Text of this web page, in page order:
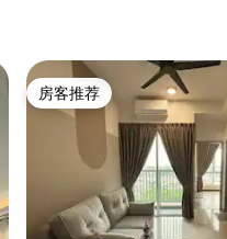
房客推荐
房客推荐